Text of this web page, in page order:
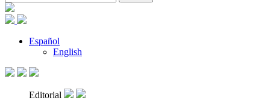
Español
English
Editorial